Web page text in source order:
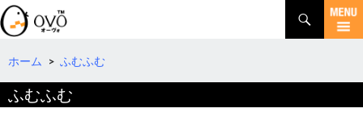
検
索
コ
テ
へ
ホーム > ふむふむ
ふむふむ